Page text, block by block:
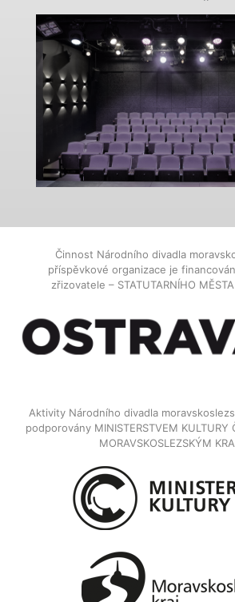
Činnost Národního divadla
příspěvkové organizace je
zřizovatele – STATUTARNÍHO
Aktivity Národního divadla
podporovány MINISTERSTVEM KULTURY
MORAVSKOSLEZSKÝM